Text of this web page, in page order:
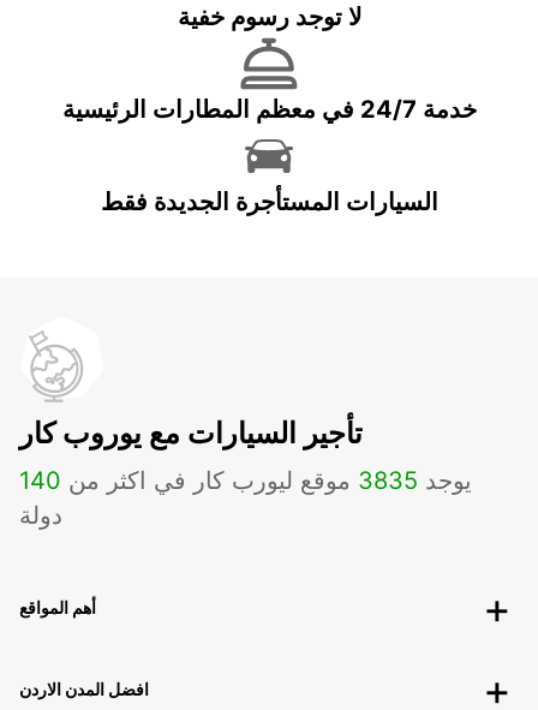
لا توجد رسوم خفية
خدمة 24/7 في معظم المطارات الرئيسية
السيارات المستأجرة الجديدة فقط
تأجير السيارات مع يوروب كار
يوجد 3835 موقع ليورب كار في اكثر من 140
دولة
أهم المواقع
افضل المدن الاردن